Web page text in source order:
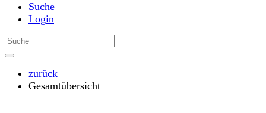
Suche
Login
zurück
Gesamtübersicht